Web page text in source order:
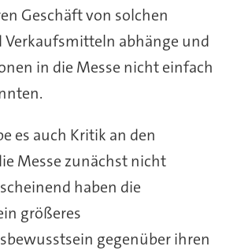
Geschäft von solchen
abhänge und
in die Messe nicht einfach
es auch Kritik an den
Messe zunächst nicht
haben die
größeres
gegenüber ihren